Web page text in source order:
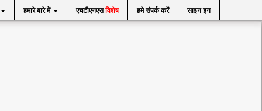
हमारे बारे में एचटीएनएसविशेष हमे संपर्क करें साइन इन